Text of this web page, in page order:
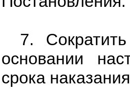
7.
основании
срока